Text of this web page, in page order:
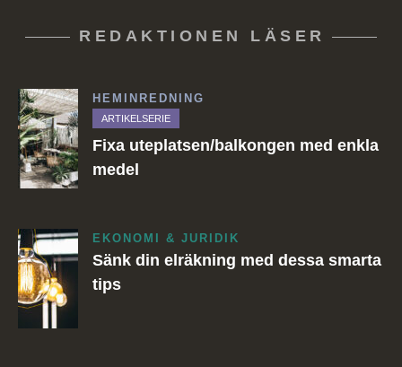
REDAKTIONEN LÄSER
HEMINREDNING
ARTIKELSERIE
Fixa uteplatsen/balkongen med enkla
medel
EKONOMI & JURIDIK
Sänk din elräkning med dessa smarta
tips